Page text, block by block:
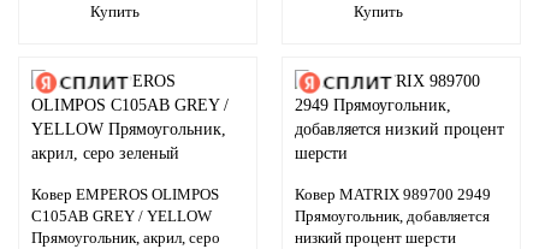
Купить Купить
Ковер EMPEROS OLIMPOS
C105AB GREY / YELLOW
Прямоугольник, акрил, серо
Ковер MATRIX 989700 2949
Прямоугольник, добавляется
низкий процент шерсти